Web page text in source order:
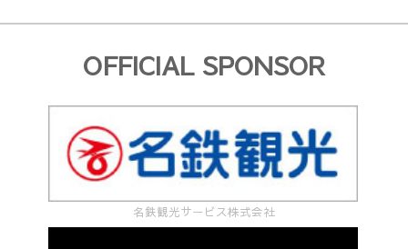
OFFICIAL SPONSOR
名鉄観光サービス株式会社